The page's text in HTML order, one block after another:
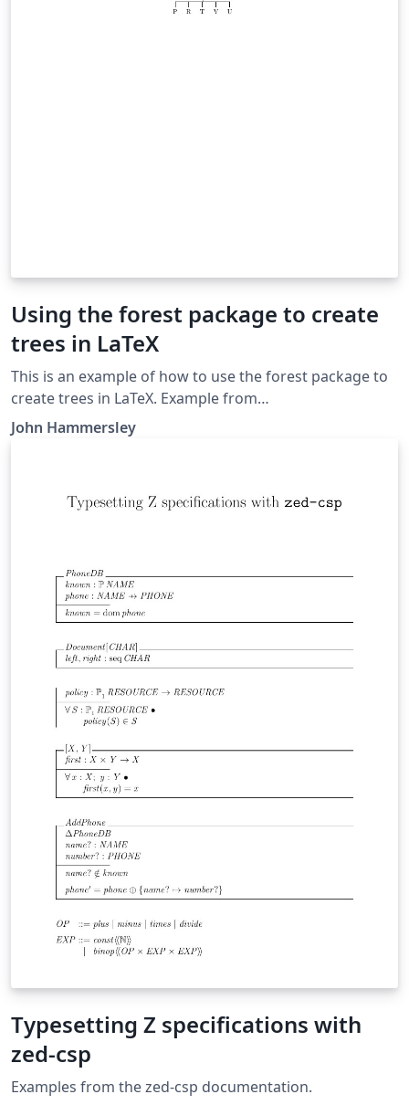
Using the forest package to create
trees in LaTeX
This is an example of how to use the forest package to
create trees in LaTeX. Example from
http://tex.stackexchange.com/a/108728/23931
John Hammersley
Typesetting Z specifications with
zed-csp
Examples from the zed-csp documentation.